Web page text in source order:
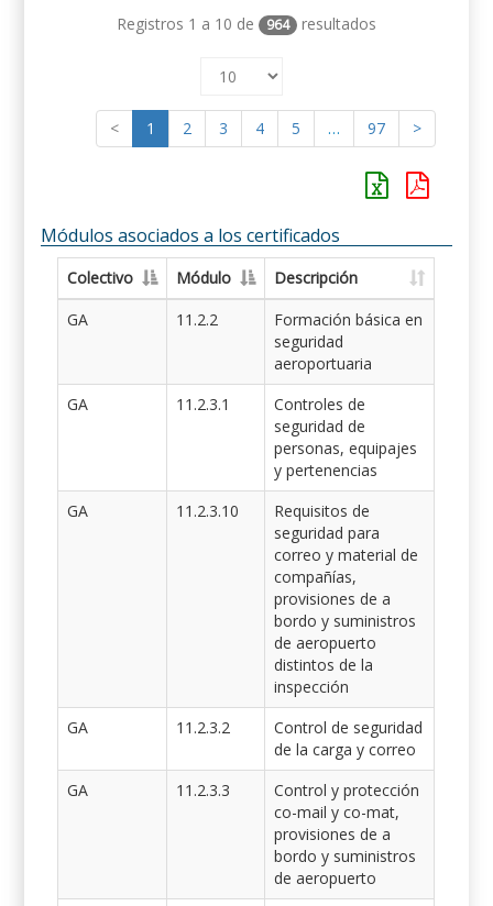
Registros 1 a 10 de 964 resultados
< 1 2 3 4 5 … 97 >
Módulos asociados a los certificados
Colectivo Módulo
Descripción
GA
11.2.2
Formación básica en
seguridad
aeroportuaria
GA
11.2.3.1
Controles de
seguridad de
personas, equipajes
y pertenencias
GA
11.2.3.10
Requisitos de
seguridad para
correo y material de
compañías,
provisiones de a
bordo y suministros
de aeropuerto
distintos de la
inspección
GA
11.2.3.2
Control de seguridad
de la carga y correo
GA
11.2.3.3
Control y protección
co-mail y co-mat,
provisiones de a
bordo y suministros
de aeropuerto